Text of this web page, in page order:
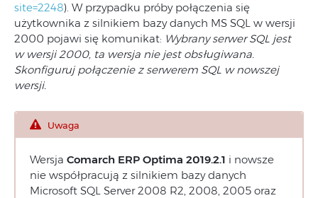
site=2248). W przypadku próby połączenia się
użytkownika z silnikiem bazy danych MS SQL w wersji
2000 pojawi się komunikat: Wybrany serwer SQL jest
w wersji 2000, ta wersja nie jest obsługiwana.
Skonfiguruj połączenie z serwerem SQL w nowszej
wersji.
Uwaga
Wersja Comarch ERP Optima 2019.2.1 i nowsze
nie współpracują z silnikiem bazy danych
Microsoft SQL Server 2008 R2, 2008, 2005 oraz